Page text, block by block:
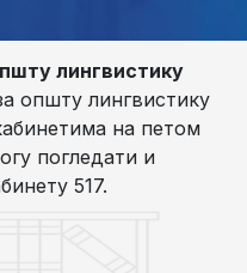
лингвистику
општу лингвистику
на петом
погледати и
517.